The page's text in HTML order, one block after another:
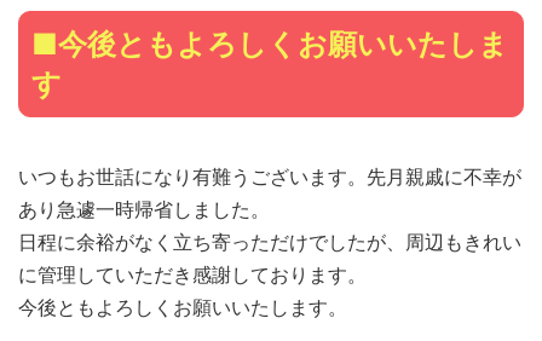
■今後ともよろしくお願いいたしま
す
いつもお世話になり有難うございます。先月親戚に不幸が
あり急遽一時帰省しました。
日程に余裕がなく立ち寄っただけでしたが、周辺もきれい
に管理していただき感謝しております。
今後ともよろしくお願いいたします。